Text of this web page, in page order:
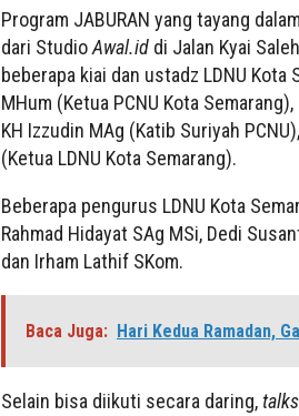
Program JABURAN yang tayang
dari StudioAwal.id di Jalan Kyai
beberapa kiai dan ustadz LDNU Kota
MHum (Ketua PCNU Kota
KH Izzudin MAg (Katib Suriyah
(Ketua LDNU Kota Semarang).
Beberapa pengurus LDNU Kota
Rahmad Hidayat SAg MSi, Dedi
dan Irham Lathif SKom.
Baca Juga: Hari Kedua Ramadan,
Selain bisa diikuti secara daring,